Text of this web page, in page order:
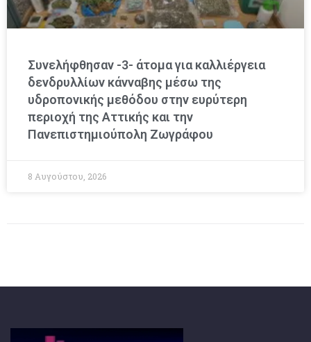
Συνελήφθησαν -3- άτομα για καλλιέργεια
δενδρυλλίων κάνναβης μέσω της
υδροπονικής μεθόδου στην ευρύτερη
περιοχή της Αττικής και την
Πανεπιστημιούπολη Ζωγράφου
8 Αυγούστου, 2026